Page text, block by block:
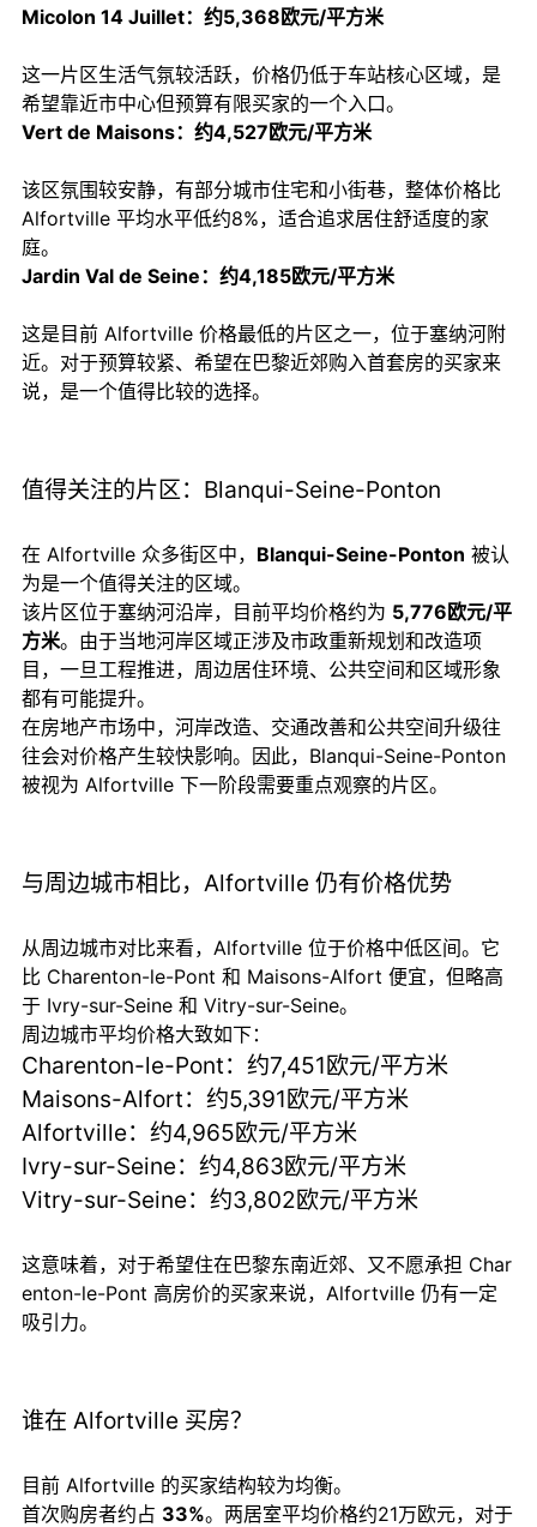
Micolon 14 Juillet：约5,368欧元/平方米
这一片区生活气氛较活跃，价格仍低于车站核心区域，是
希望靠近市中心但预算有限买家的一个入口。
Vert de Maisons：约4,527欧元/平方米
该区氛围较安静，有部分城市住宅和小街巷，整体价格比
Alfortville 平均水平低约8%，适合追求居住舒适度的家
庭。
Jardin Val de Seine：约4,185欧元/平方米
这是目前 Alfortville 价格最低的片区之一，位于塞纳河附
近。对于预算较紧、希望在巴黎近郊购入首套房的买家来
说，是一个值得比较的选择。
值得关注的片区：Blanqui-Seine-Ponton
在 Alfortville 众多街区中， Blanqui-Seine-Ponton 被认
为是一个值得关注的区域。
该片区位于塞纳河沿岸，目前平均价格约为 5,776欧元/平
方米。由于当地河岸区域正涉及市政重新规划和改造项
目，一旦工程推进，周边居住环境、公共空间和区域形象
都有可能提升。
在房地产市场中，河岸改造、交通改善和公共空间升级往
往会对价格产生较快影响。因此，Blanqui-Seine-Ponton
被视为 Alfortville 下一阶段需要重点观察的片区。
与周边城市相比，Alfortville 仍有价格优势
从周边城市对比来看，Alfortville 位于价格中低区间。它
比 Charenton-le-Pont 和 Maisons-Alfort 便宜，但略高
于 Ivry-sur-Seine 和 Vitry-sur-Seine。
周边城市平均价格大致如下：
Charenton-le-Pont：约7,451欧元/平方米
Maisons-Alfort：约5,391欧元/平方米
Alfortville：约4,965欧元/平方米
Ivry-sur-Seine：约4,863欧元/平方米
Vitry-sur-Seine：约3,802欧元/平方米
这意味着，对于希望住在巴黎东南近郊、又不愿承担 Char
enton-le-Pont 高房价的买家来说，Alfortville 仍有一定
吸引力。
谁在 Alfortville 买房？
目前 Alfortville 的买家结构较为均衡。
首次购房者约占 33%。两居室平均价格约21万欧元，对于